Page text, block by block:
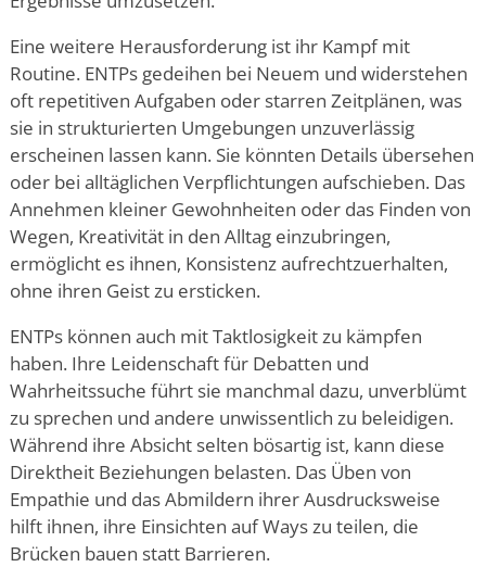
Eine weitere Herausforderung ist ihr Kampf mit
Routine. ENTPs gedeihen bei Neuem und widerstehen
oft repetitiven Aufgaben oder starren Zeitplänen, was
sie in strukturierten Umgebungen unzuverlässig
erscheinen lassen kann. Sie könnten Details übersehen
oder bei alltäglichen Verpflichtungen aufschieben. Das
Annehmen kleiner Gewohnheiten oder das Finden von
Wegen, Kreativität in den Alltag einzubringen,
ermöglicht es ihnen, Konsistenz aufrechtzuerhalten,
ohne ihren Geist zu ersticken.
ENTPs können auch mit Taktlosigkeit zu kämpfen
haben. Ihre Leidenschaft für Debatten und
Wahrheitssuche führt sie manchmal dazu, unverblümt
zu sprechen und andere unwissentlich zu beleidigen.
Während ihre Absicht selten bösartig ist, kann diese
Direktheit Beziehungen belasten. Das Üben von
Empathie und das Abmildern ihrer Ausdrucksweise
hilft ihnen, ihre Einsichten auf Ways zu teilen, die
Brücken bauen statt Barrieren.